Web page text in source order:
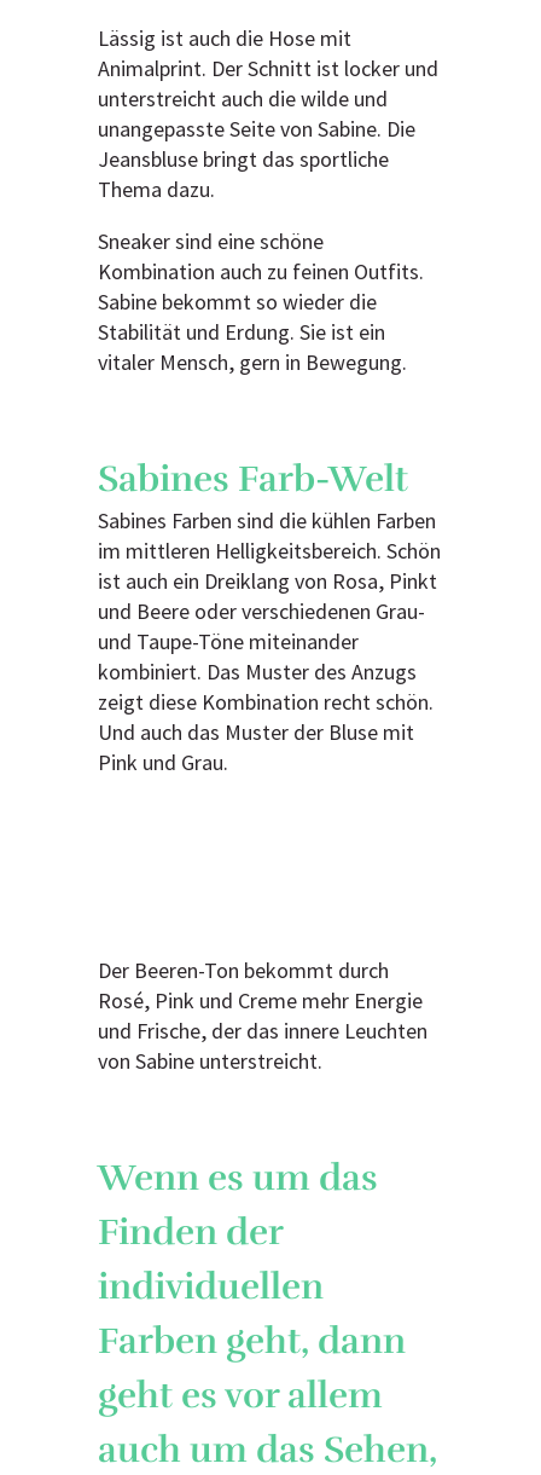
Lässig ist auch die Hose mit
Animalprint. Der Schnitt ist locker und
unterstreicht auch die wilde und
unangepasste Seite von Sabine. Die
Jeansbluse bringt das sportliche
Thema dazu.
Sneaker sind eine schöne
Kombination auch zu feinen Outfits.
Sabine bekommt so wieder die
Stabilität und Erdung. Sie ist ein
vitaler Mensch, gern in Bewegung.
Sabines Farb-Welt
Sabines Farben sind die kühlen Farben
im mittleren Helligkeitsbereich. Schön
ist auch ein Dreiklang von Rosa, Pinkt
und Beere oder verschiedenen Grau-
und Taupe-Töne miteinander
kombiniert. Das Muster des Anzugs
zeigt diese Kombination recht schön.
Und auch das Muster der Bluse mit
Pink und Grau.
Der Beeren-Ton bekommt durch
Rosé, Pink und Creme mehr Energie
und Frische, der das innere Leuchten
von Sabine unterstreicht.
Wenn es um das
Finden der
individuellen
Farben geht, dann
geht es vor allem
auch um das Sehen,